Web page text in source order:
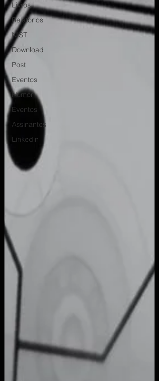
Livros
Relatorios
NIST
Download
Post
Eventos
Humor
Eventos
Assinantes
Linkedin